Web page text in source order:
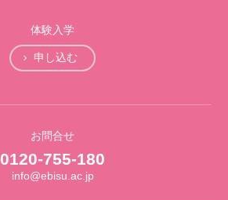
体験入学
申し込む
お問合せ
0120-755-180
info@ebisu.ac.jp